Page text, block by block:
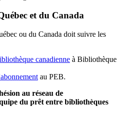
et du Canada
ou du Canada doit suivre les
canadienne à Bibliothèque
au PEB.
au réseau de
du prêt entre bibliothèques